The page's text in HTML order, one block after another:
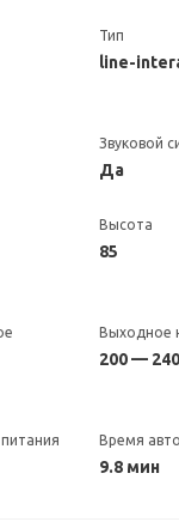
Тип
line-
Звуковой
Да
Высота
85
Выходное
200 —
Время
9.8 мин